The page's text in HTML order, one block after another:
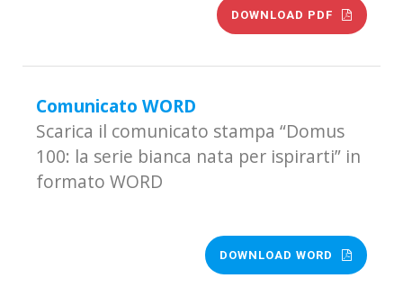
DOWNLOAD PDF
Comunicato WORD
Scarica il comunicato stampa “Domus
100: la serie bianca nata per ispirarti” in
formato WORD
DOWNLOAD WORD